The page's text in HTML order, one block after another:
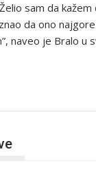
sam da
da ono
naveo je Bralo u